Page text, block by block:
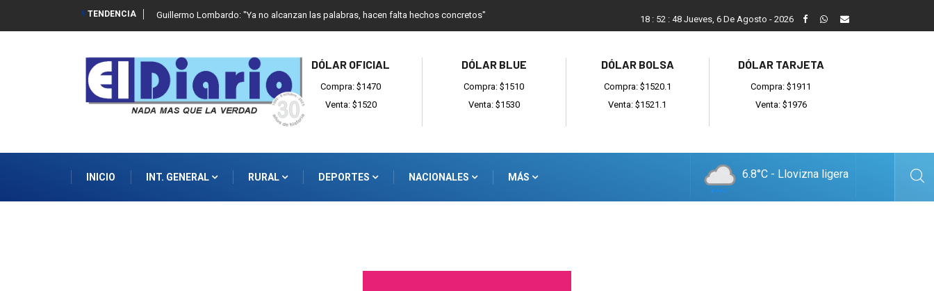
TENDENCIA
de abuso sexual infantil Guillermo Lombardo: "Ya no alcanzan las palabras, hacen falta hechos concretos" Balcarce cayó en el debut ante General Madariaga
18 : 52 : 49 Jueves, 6 De Agosto - 2026
DÓLAR OFICIAL
Compra: $1470
Venta: $1520
DÓLAR BLUE
Compra: $1510
Venta: $1530
DÓLAR BOLSA
Compra: $1520.1
Venta: $1521.1
DÓLAR TARJETA
Compra: $1911
Venta: $1976
INICIO INT. GENERAL RURAL DEPORTES NACIONALES MÁS 6.8°C - Llovizna ligera